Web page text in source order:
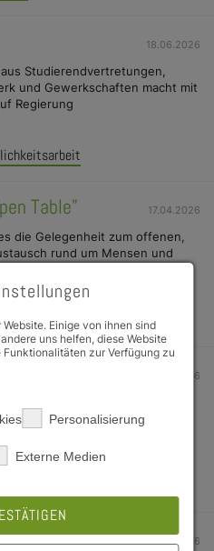
18.06.2026
Studierendvertretungen,
und Gewerkschaften macht mit
Regierung
Table" 17.04.2026
die Gelegenheit zum offenen,
rund um Mensen und
07.04.2026
April 2026 31.03.2026
Einige von ihnen sind
uns helfen, diese Website
zur Verfügung zu
Personalisierung
Externe Medien